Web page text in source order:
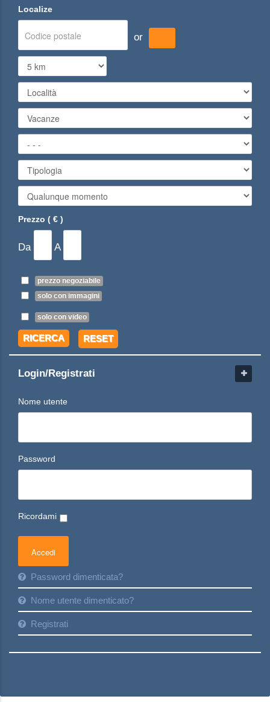
Localize
or
Prezzo ( € )
Da A
prezzo negoziabile
solo con immagini
solo con video
RICERCA RESET
Login/Registrati
Nome utente
Password
Ricordami
Password dimenticata?
Nome utente dimenticato?
Registrati